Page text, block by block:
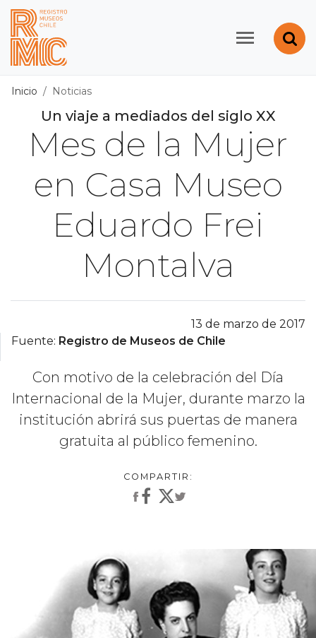
Contenido principal
Registro de Museos
Inicio Noticias
Un viaje a mediados del siglo XX
Mes de la Mujer
en Casa Museo
Eduardo Frei
Montalva
13 de marzo de 2017
Fuente: Registro de Museos de Chile
Con motivo de la celebración del Día
Internacional de la Mujer, durante marzo la
institución abrirá sus puertas de manera
gratuita al público femenino.